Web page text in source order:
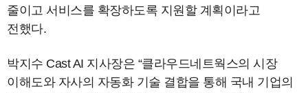
줄이고 서비스를 확장하도록 지원할 계획이라고
전했다.
박지수 Cast AI 지사장은 “클라우드네트웍스의 시장
이해도와 자사의 자동화 기술 결합을 통해 국내 기업의